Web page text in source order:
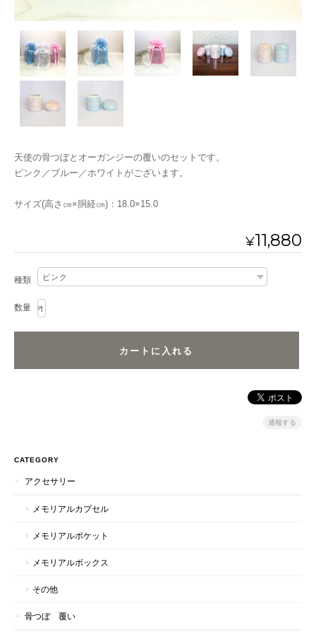
天使の骨つぼとオーガンジーの覆いのセットです。
ピンク／ブルー／ホワイトがございます。
サイズ(高さ㎝×胴経㎝)：18.0×15.0
¥11,880
種類
数量
通報する
CATEGORY
アクセサリー
メモリアルカプセル
メモリアルポケット
メモリアルボックス
その他
骨つぼ 覆い